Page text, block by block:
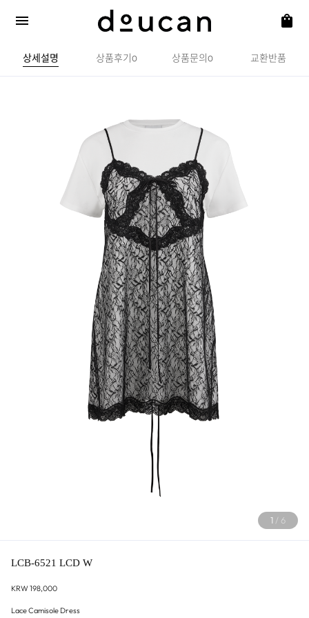
상세설명 상품후기0 상품문의0 교환반품
1 / 6
LCB-6521 LCD W
KRW 198,000
Lace Camisole Dress